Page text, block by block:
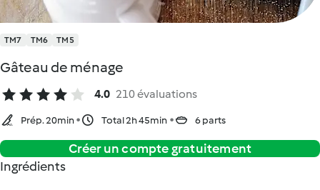
TM7 TM6 TM5
Gâteau de ménage
4.0 210 évaluations
Prép. 20min Total 2h 45min 6 parts
Créer un compte gratuitement
Ingrédients